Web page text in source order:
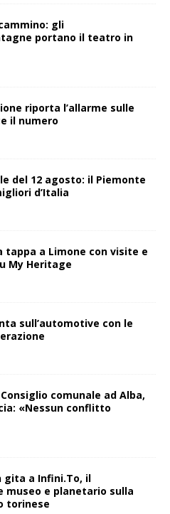
gli
portano il teatro in
riporta l’allarme sulle
il numero
del 12 agosto: il Piemonte
d’Italia
tappa a Limone con visite e
My Heritage
sull’automotive con le
comunale ad Alba,
«Nessun conflitto
gita a Infini.To, il
museo e planetario sulla
torinese